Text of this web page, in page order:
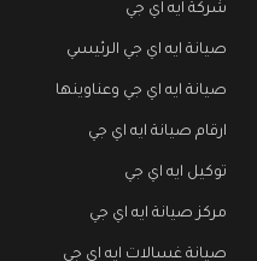
شركة ايه اي جي
صيانة ايه اي جي الرئيسي
صيانة ايه اي جي وعناوينها
ارقام صيانة ايه اي جي
توكيل ايه اي جي
مركز صيانة ايه اي جي
صيانة غسالات ايه اي جي